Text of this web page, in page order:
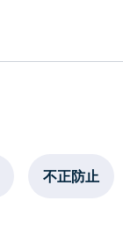
不正防止